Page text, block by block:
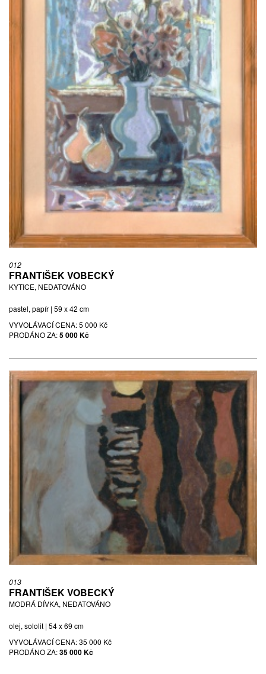
012
FRANTIŠEK VOBECKÝ
KYTICE, NEDATOVÁNO
pastel, papír | 59 x 42 cm
VYVOLÁVACÍ CENA:5 000 Kč
PRODÁNO ZA:5 000 Kč
013
FRANTIŠEK VOBECKÝ
MODRÁ DÍVKA, NEDATOVÁNO
olej, sololit | 54 x 69 cm
VYVOLÁVACÍ CENA:35 000 Kč
PRODÁNO ZA:35 000 Kč